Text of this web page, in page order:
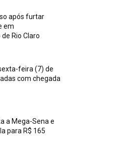
após furtar
em
Rio Claro
feira (7) de
com chegada
a Mega-Sena e
para R$ 165